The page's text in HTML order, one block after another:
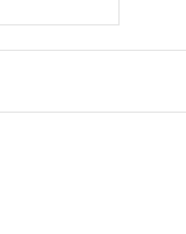
em